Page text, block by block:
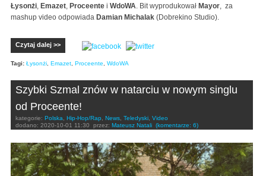
Łysonżi, Emazet, Proceente i WdoWA. Bit wyprodukował Mayor, za
mashup video odpowiada Damian Michalak (Dobrekino Studio).
Czytaj dalej >>
Tagi: Łysonżi Emazet Proceente WdoWA
Szybki Szmal znów w natarciu w nowym singlu
od Proceente!
kategorie: Polska Hip-Hop/Rap News Teledyski Video
dodano: 2020-10-01 11:30 przez: Mateusz Natali (komentarze: 6)